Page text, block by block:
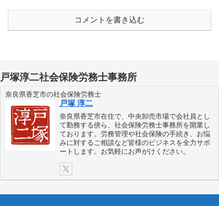
コメントを書き込む
戸塚淳二社会保険労務士事務所
奈良県香芝市の社会保険労務士
戸塚 淳二
奈良県香芝市在住で、中央卸売市場で会社員とし
て勤務する傍ら、社会保険労務士事務所を開業し
ております。労務管理や社会保険の手続き、お悩
みに対するご相談など皆様のビジネスを全力サポ
ートします。お気軽にお声がけください。